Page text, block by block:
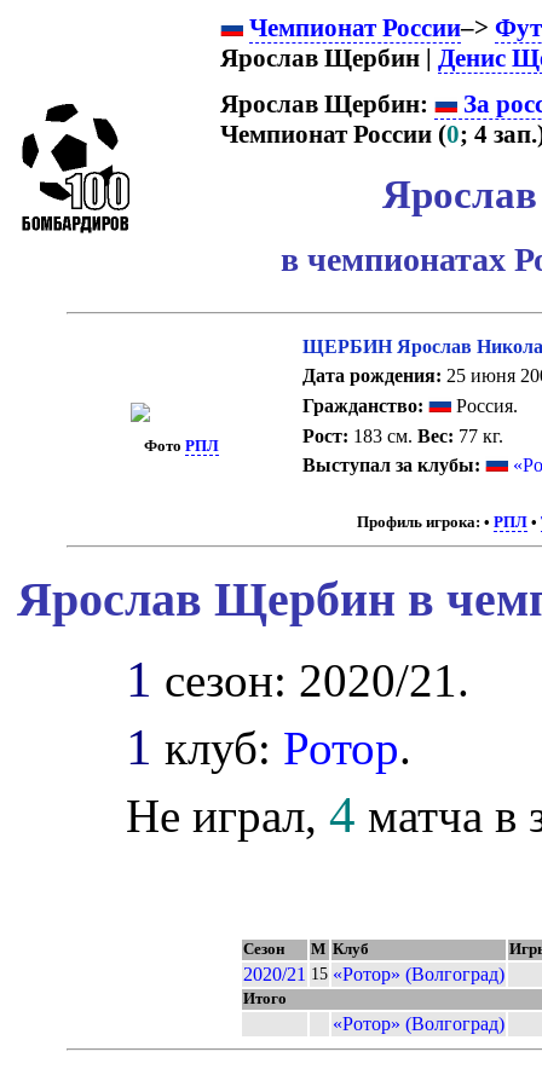
Чемпионат России–>
Ярослав Щербин | Денис
Ярослав Щербин:
За
Чемпионат России (0; 4
в чемпионатах
ФотоРПЛ
ЩЕРБИН Ярослав
Дата рождения: 25 июня
Гражданство:
Россия.
Рост: 183 см. Вес: 77 кг.
Выступал за клубы:
Профиль игрока: • РПЛ•
Ярослав Щербин в
1 сезон: 2020/21.
1 клуб: Ротор.
Не играл,4 матча в
Сезон М Клуб
2020/21 15 «Ротор» (Волгоград)
Итого
«Ротор» (Волгоград)